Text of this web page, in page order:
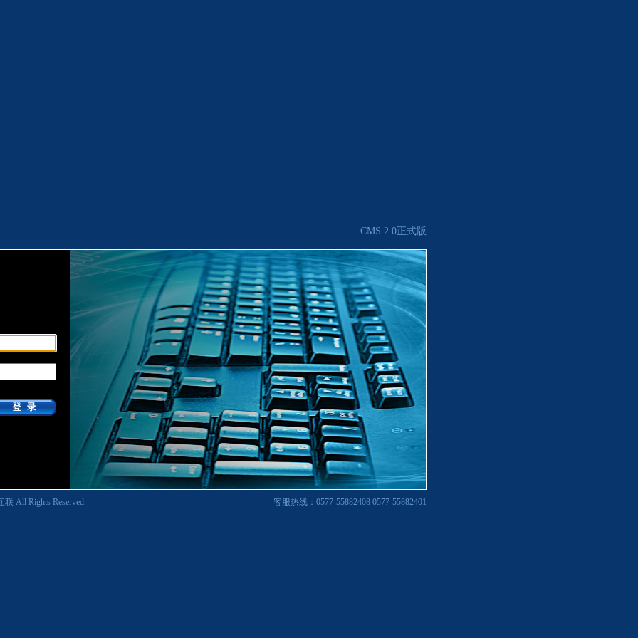
CMS 2.0正式版
联 All Rights Reserved. 客服热线：0577-55882408 0577-55882401